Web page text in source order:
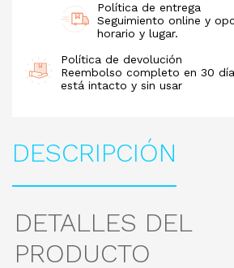
Política de entrega
Seguimiento online y
horario y lugar.
Política de devolución
Reembolso completo en 30
está intacto y sin usar
DESCRIPCIÓN
DETALLES DEL
PRODUCTO